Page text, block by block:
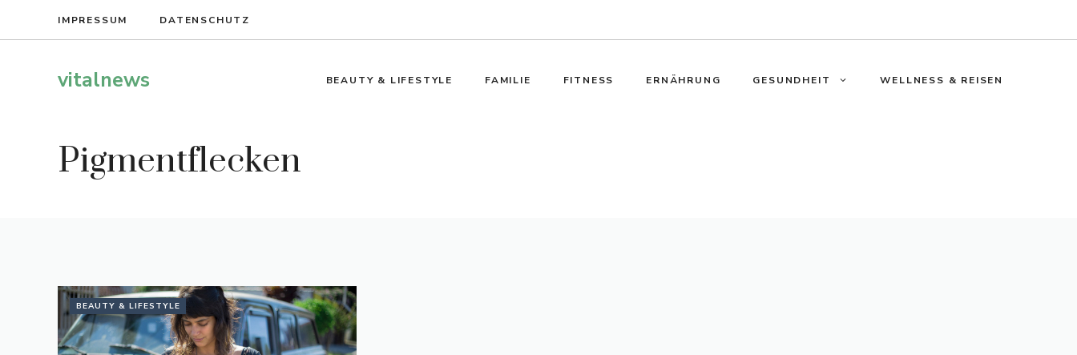
IMPRESSUM DATENSCHUTZ
vitalnews BEAUTY & LIFESTYLE FAMILIE FITNESS ERNÄHRUNG GESUNDHEIT WELLNESS & REISEN
Pigmentflecken
BEAUTY & LIFESTYLE